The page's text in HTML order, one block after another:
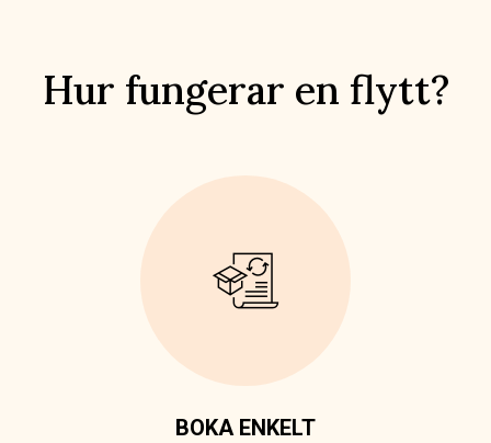
Hur fungerar en flytt?
BOKA ENKELT